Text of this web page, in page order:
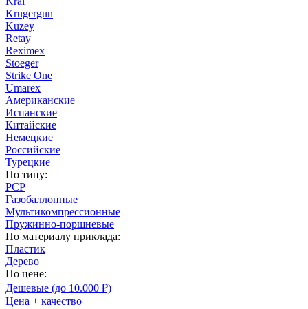
Krugergun
Kuzey
Retay
Reximex
Stoeger
Strike One
Umarex
Американские
Испанские
Китайские
Немецкие
Российские
Турецкие
По типу:
PCP
Газобаллонные
Мультикомпрессионные
Пружинно-поршневые
По материалу приклада:
Пластик
Дерево
По цене:
Дешевые (до 10.000 ₽)
Цена + качество